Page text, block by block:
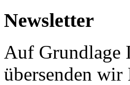
Newsletter
Auf Grundlage
übersenden wir